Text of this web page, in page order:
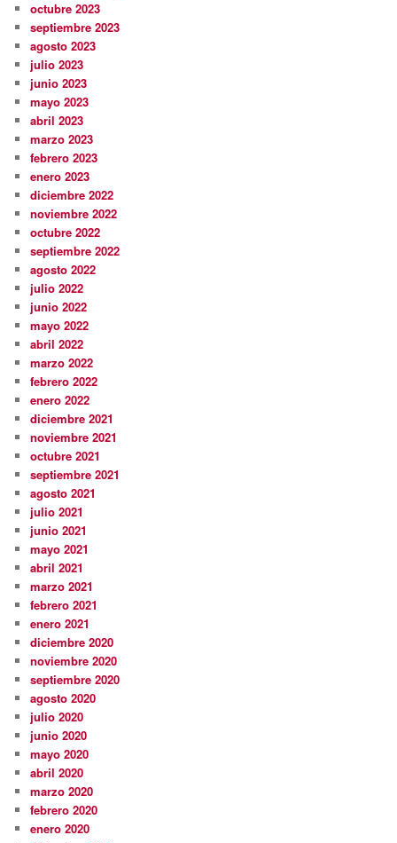
octubre 2023
septiembre 2023
agosto 2023
julio 2023
junio 2023
mayo 2023
abril 2023
marzo 2023
febrero 2023
enero 2023
diciembre 2022
noviembre 2022
octubre 2022
septiembre 2022
agosto 2022
julio 2022
junio 2022
mayo 2022
abril 2022
marzo 2022
febrero 2022
enero 2022
diciembre 2021
noviembre 2021
octubre 2021
septiembre 2021
agosto 2021
julio 2021
junio 2021
mayo 2021
abril 2021
marzo 2021
febrero 2021
enero 2021
diciembre 2020
noviembre 2020
septiembre 2020
agosto 2020
julio 2020
junio 2020
mayo 2020
abril 2020
marzo 2020
febrero 2020
enero 2020